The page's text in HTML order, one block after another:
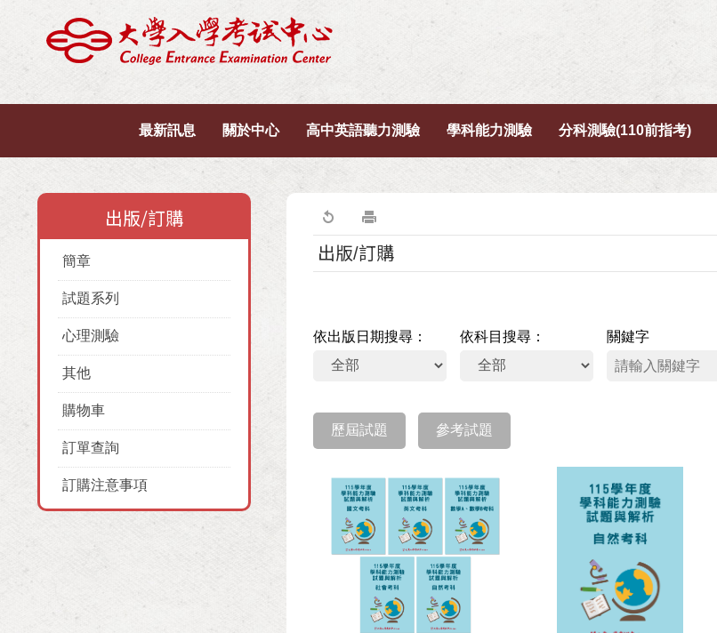
最新訊息 關於中心 高中英語聽力測驗 學科能力測驗 分科測驗(110前指考)
出版/訂購
簡章
試題系列
心理測驗
其他
購物車
訂單查詢
訂購注意事項
出版/訂購
依出版日期搜尋 依科目搜尋 關鍵字
歷屆試題 參考試題